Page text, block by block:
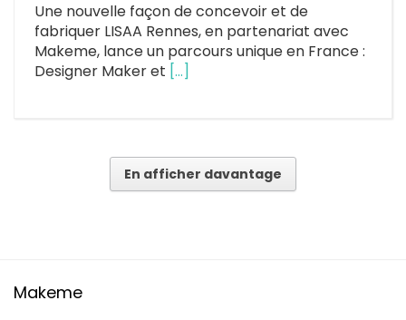
Une nouvelle façon de concevoir et de
fabriquer LISAA Rennes, en partenariat avec
Makeme, lance un parcours unique en France :
Designer Maker et […]
En afficher davantage
Makeme